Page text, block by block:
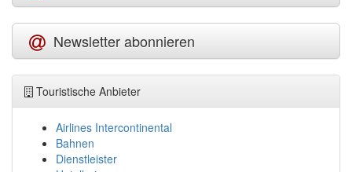
Newsletter abonnieren
Touristische Anbieter
Airlines Intercontinental
Bahnen
Dienstleister